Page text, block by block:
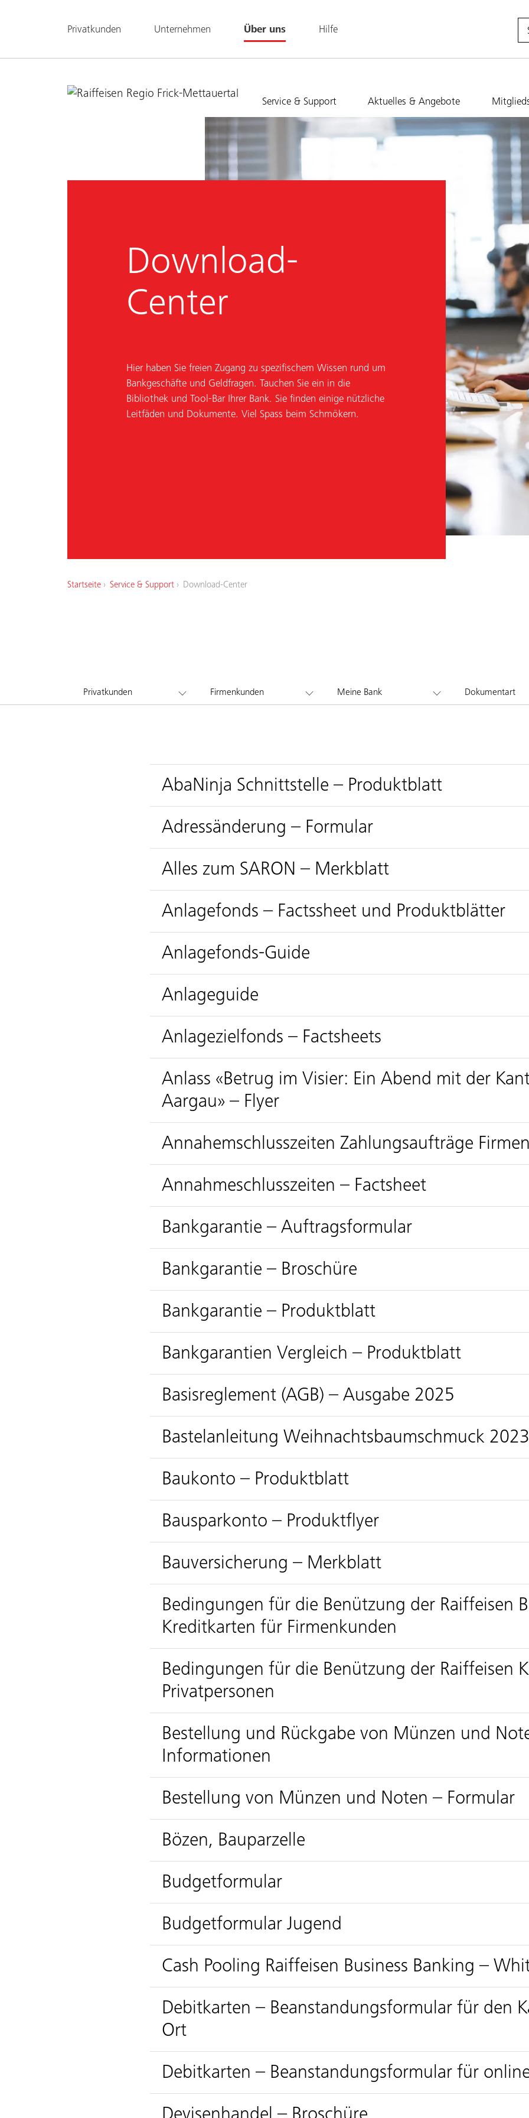
Privatkunden Unternehmen Über uns Hilfe
Service & Support Aktuelles & Angebote
Download-
Center
Hier haben Sie freien Zugang zu spezifischem Wissen rund um
Bankgeschäfte und Geldfragen. Tauchen Sie ein in die
Bibliothek und Tool-Bar Ihrer Bank. Sie finden einige nützliche
Leitfäden und Dokumente. Viel Spass beim Schmökern.
Startseite Service & Support Download-Center
Privatkunden Firmenkunden Meine Bank Dokumentart
AbaNinja Schnittstelle – Produktblatt
Adressänderung – Formular
Alles zum SARON – Merkblatt
Anlagefonds – Factssheet und Produktblätter
Anlagefonds-Guide
Anlageguide
Anlagezielfonds – Factsheets
Anlass «Betrug im Visier: Ein Abend mit der
Aargau» – Flyer
Annahemschlusszeiten Zahlungsaufträge
Annahmeschlusszeiten – Factsheet
Bankgarantie – Auftragsformular
Bankgarantie – Broschüre
Bankgarantie – Produktblatt
Bankgarantien Vergleich – Produktblatt
Basisreglement (AGB) – Ausgabe 2025
Bastelanleitung Weihnachtsbaumschmuck 2023
Baukonto – Produktblatt
Bausparkonto – Produktflyer
Bauversicherung – Merkblatt
Bedingungen für die Benützung der Raiffeisen
Kreditkarten für Firmenkunden
Bedingungen für die Benützung der Raiffeisen
Privatpersonen
Bestellung und Rückgabe von Münzen und
Informationen
Bestellung von Münzen und Noten – Formular
Bözen, Bauparzelle
Budgetformular
Budgetformular Jugend
Cash Pooling Raiffeisen Business Banking –
Debitkarten – Beanstandungsformular für den
Ort
Debitkarten – Beanstandungsformular für